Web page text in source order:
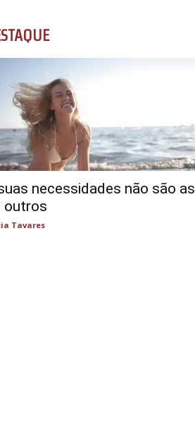
necessidades não são as
outros
Tavares